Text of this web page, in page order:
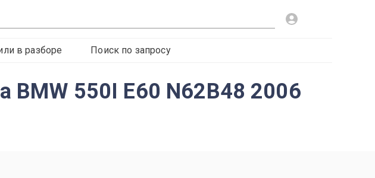
в разборе Поиск по запросу
BMW 550I E60 N62B48 2006